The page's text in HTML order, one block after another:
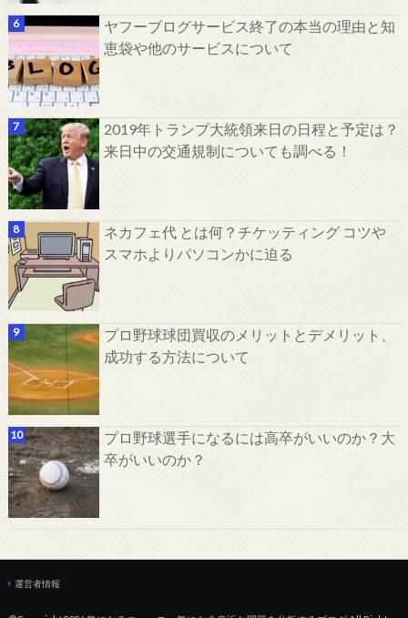
ヤフーブログサービス終了の本当の理由と知
恵袋や他のサービスについて
2019年トランプ大統領来日の日程と予定は？
来日中の交通規制についても調べる！
ネカフェ代 とは何？チケッティング コツや
スマホよりパソコンかに迫る
プロ野球球団買収のメリットとデメリット、
成功する方法について
プロ野球選手になるには高卒がいいのか？大
卒がいいのか？
運営者情報